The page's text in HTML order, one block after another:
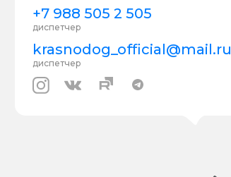
+7 988 505 2 505
диспетчер
krasnodog_official@mail.ru
диспетчер